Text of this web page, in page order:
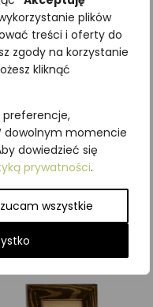
plików
treści i oferty do
zgody na korzystanie
kliknąć
preferencje,
dowolnym momencie
dowiedzieć się
prywatności.
wszystkie
Puszczyk zwyczajny
55,35zł z VAT
Dodaj do koszyka